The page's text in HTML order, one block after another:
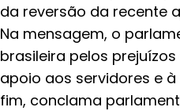
da reversão da recente
Na mensagem, o
brasileira pelos
apoio aos servidores e
fim, conclama